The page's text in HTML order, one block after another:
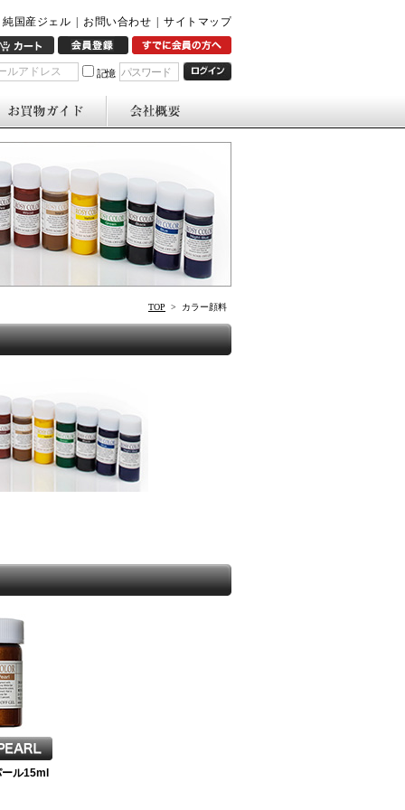
純国産ジェル お問い合わせ サイトマップ
記憶 パスワード
TOP > カラー顔料
ル15ml